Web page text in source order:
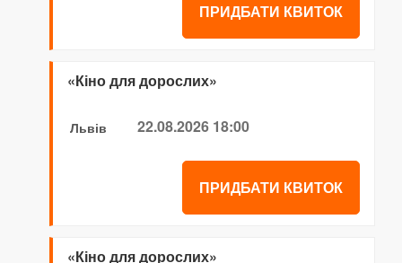
ПРИДБАТИ КВИТОК
«Кіно для дорослих»
Львів 22.08.2026 18:00
ПРИДБАТИ КВИТОК
«Кіно для дорослих»